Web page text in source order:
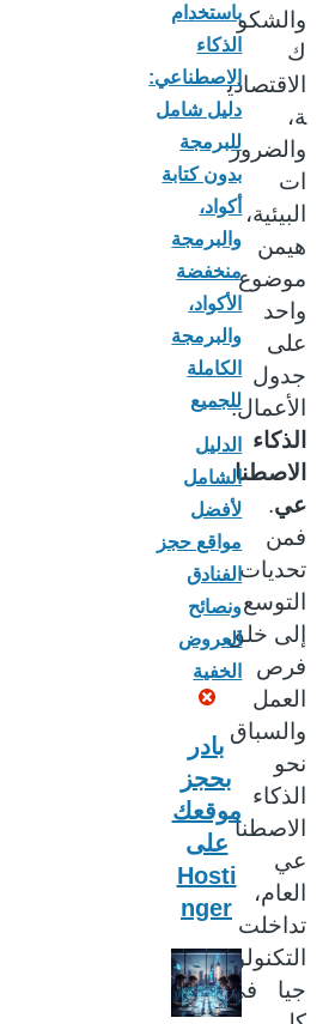
والشكو
الاقتصادي
والضرور
البيئية،
هيمن
موضوع
واحد
على
جدول
الأعمال:
الذكاء
الاصطنا
عي.
فمن
تحديات
التوسع
إلى خلق
فرص
العمل
والسباق
نحو
الذكاء
الاصطنا
عي
العام،
تداخلت
التكنولو
جيا في
باستخدام
الذكاء
الاصطناعي:
دليل شامل
للبرمجة
بدون كتابة
أكواد،
والبرمجة
منخفضة
الأكواد،
والبرمجة
الكاملة
للجميع
الدليل
الشامل
لأفضل
مواقع حجز
الفنادق
ونصائح
العروض
الخفية
بادر
بحجز
موقعك
على
Hosti
nger